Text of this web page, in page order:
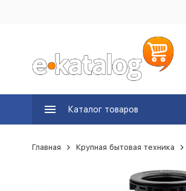
Каталог товаров
Главная Крупная бытовая техника